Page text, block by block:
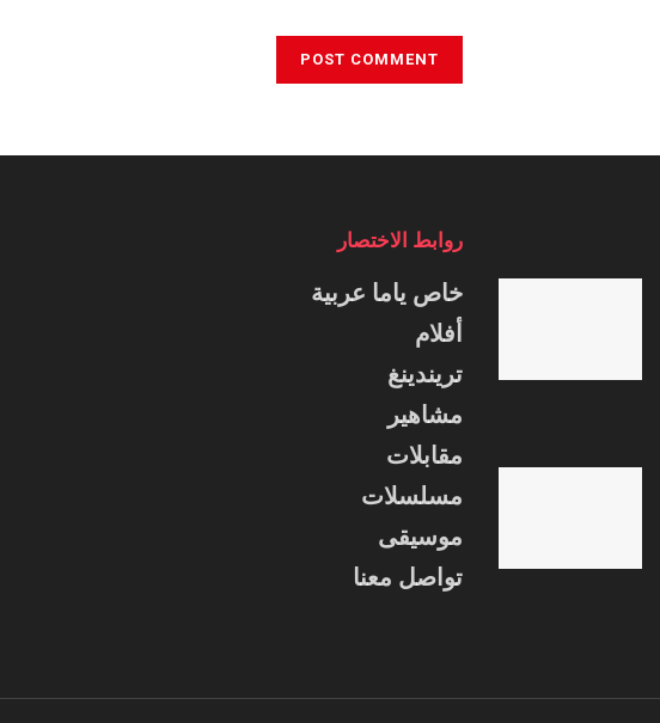
روابط الاختصار
خاص ياما عربية
أفلام
تريندينغ
مشاهير
مقابلات
مسلسلات
موسيقى
تواصل معنا